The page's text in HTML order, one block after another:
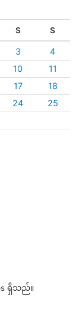
S S
3
4
10 11
17 18
24 25
ရှိသည်။